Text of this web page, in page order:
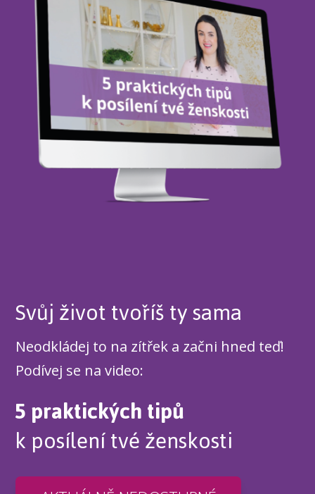
Svůj život tvoříš ty sama
Neodkládej to na zítřek a začni hned teď!
Podívej se na video:
5 praktických tipů
k posílení tvé ženskosti